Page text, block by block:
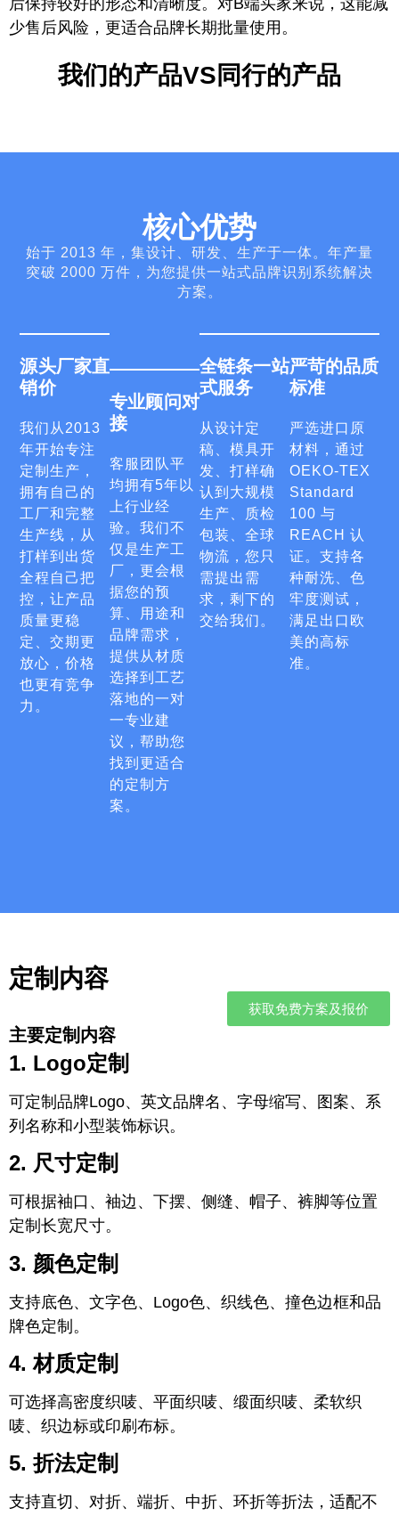
后保持较好的形态和清晰度。对B端买家来说，这能减
少售后风险，更适合品牌长期批量使用。
我们的产品VS同行的产品
核心优势
始于 2013 年，集设计、研发、生产于一体。年产量
突破 2000 万件，为您提供一站式品牌识别系统解决
方案。
源头厂家直
销价
我们从2013
年开始专注
定制生产，
拥有自己的
工厂和完整
生产线，从
打样到出货
全程自己把
控，让产品
质量更稳
定、交期更
放心，价格
也更有竞争
力。
专业顾问对
接
客服团队平
均拥有5年以
上行业经
验。我们不
仅是生产工
厂，更会根
据您的预
算、用途和
品牌需求，
提供从材质
选择到工艺
落地的一对
一专业建
议，帮助您
找到更适合
的定制方
案。
全链条一站
式服务
从设计定
稿、模具开
发、打样确
认到大规模
生产、质检
包装、全球
物流，您只
需提出需
求，剩下的
交给我们。
严苛的品质
标准
严选进口原
材料，通过
OEKO-TEX
Standard
100 与
REACH 认
证。支持各
种耐洗、色
牢度测试，
满足出口欧
美的高标
准。
定制内容
获取免费方案及报价
主要定制内容
1. Logo定制
可定制品牌Logo、英文品牌名、字母缩写、图案、系
列名称和小型装饰标识。
2. 尺寸定制
可根据袖口、袖边、下摆、侧缝、帽子、裤脚等位置
定制长宽尺寸。
3. 颜色定制
支持底色、文字色、Logo色、织线色、撞色边框和品
牌色定制。
4. 材质定制
可选择高密度织唛、平面织唛、缎面织唛、柔软织
唛、织边标或印刷布标。
5. 折法定制
支持直切、对折、端折、中折、环折等折法，适配不